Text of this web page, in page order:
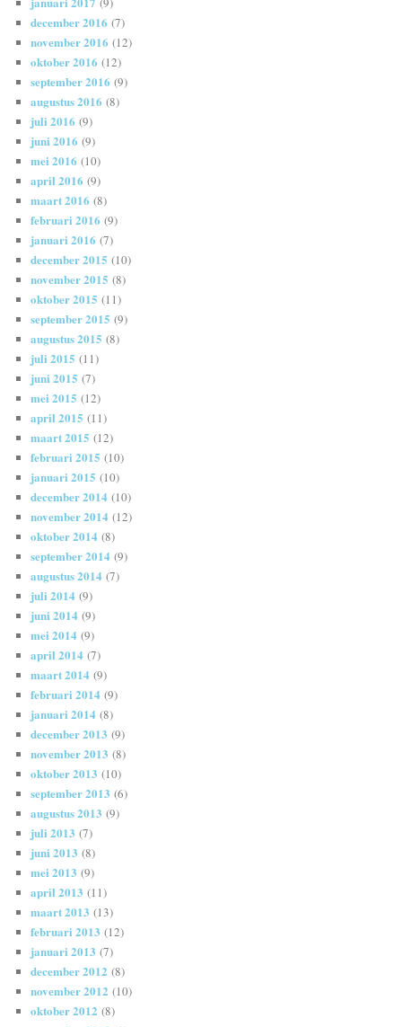
december 2016 (7)
november 2016 (12)
oktober 2016 (12)
september 2016 (9)
augustus 2016 (8)
juli 2016 (9)
juni 2016 (9)
mei 2016 (10)
april 2016 (9)
maart 2016 (8)
februari 2016 (9)
januari 2016 (7)
december 2015 (10)
november 2015 (8)
oktober 2015 (11)
september 2015 (9)
augustus 2015 (8)
juli 2015 (11)
juni 2015 (7)
mei 2015 (12)
april 2015 (11)
maart 2015 (12)
februari 2015 (10)
januari 2015 (10)
december 2014 (10)
november 2014 (12)
oktober 2014 (8)
september 2014 (9)
augustus 2014 (7)
juli 2014 (9)
juni 2014 (9)
mei 2014 (9)
april 2014 (7)
maart 2014 (9)
februari 2014 (9)
januari 2014 (8)
december 2013 (9)
november 2013 (8)
oktober 2013 (10)
september 2013 (6)
augustus 2013 (9)
juli 2013 (7)
juni 2013 (8)
mei 2013 (9)
april 2013 (11)
maart 2013 (13)
februari 2013 (12)
januari 2013 (7)
december 2012 (8)
november 2012 (10)
oktober 2012 (8)